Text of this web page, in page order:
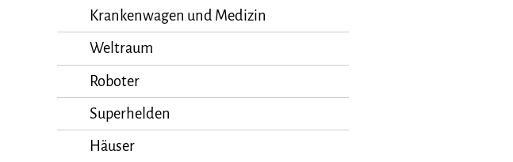
Krankenwagen und Medizin
Weltraum
Roboter
Superhelden
Häuser